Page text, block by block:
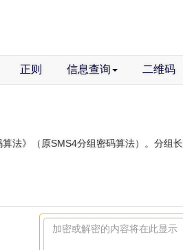
正则 信息查询 二维码
》（原SMS4分组密码算法）。分组